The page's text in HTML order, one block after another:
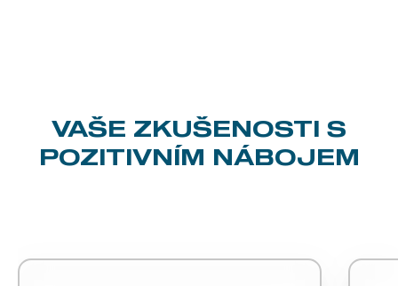
VAŠE ZKUŠENOSTI S
POZITIVNÍM NÁBOJEM